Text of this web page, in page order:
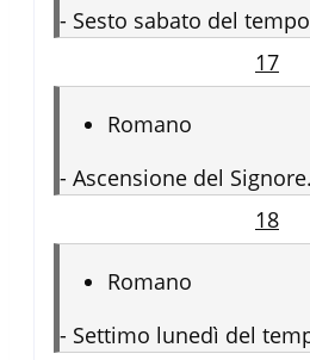
- Sesto sabato del
17
Romano
- Ascensione del Signore.
18
Romano
- Settimo lunedì del